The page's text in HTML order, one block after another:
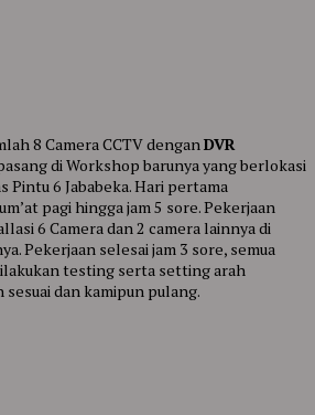
8 Camera CCTV dengan DVR
di Workshop barunya yang berlokasi
Pintu 6 Jababeka. Hari pertama
pagi hingga jam 5 sore. Pekerjaan
6 Camera dan 2 camera lainnya di
Pekerjaan selesai jam 3 sore, semua
testing serta setting arah
sesuai dan kamipun pulang.